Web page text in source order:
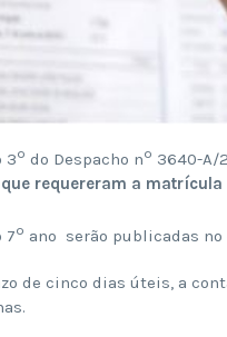
3º do Despacho nº 3640-A/
requereram a
7º ano serão publicadas no
de cinco dias úteis, a